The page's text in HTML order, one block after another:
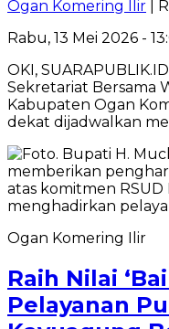
Ogan Komering Ilir |
Rabu, 13 Mei 2026 -
OKI,
Sekretariat Bersama
Kabupaten Ogan
dekat dijadwalkan
Ogan Komering Ilir
Raih Nilai
Pelayanan